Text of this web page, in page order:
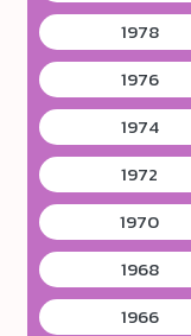
1978
1976
1974
1972
1970
1968
1966